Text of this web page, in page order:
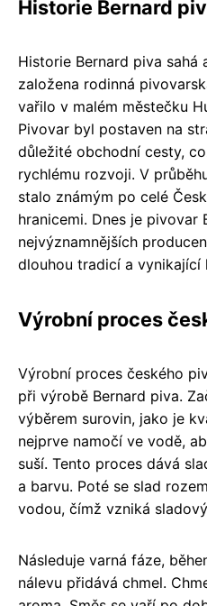
Historie Bernard
Historie Bernard piva sahá
založena rodinná
vařilo v malém městečku
Pivovar byl postaven na
důležité obchodní cesty,
rychlému rozvoji. V
stalo známým po celé
hranicemi. Dnes je pivovar
nejvýznamnějších
dlouhou tradicí a vynikající
Výrobní proces
Výrobní proces českého
při výrobě Bernard piva.
výběrem surovin, jako je
nejprve namočí ve vodě,
suší. Tento proces dává
a barvu. Poté se slad
vodou, čímž vzniká
Následuje varná fáze,
nálevu přidává chmel.